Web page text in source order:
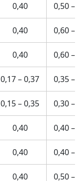
0,40 0,50 –
0,40 0,60 –
0,40 0,60 –
0,17 – 0,37 0,35 –
0,15 – 0,35 0,30 –
0,40 0,40 –
0,40 0,40 –
0,40 0,50 –